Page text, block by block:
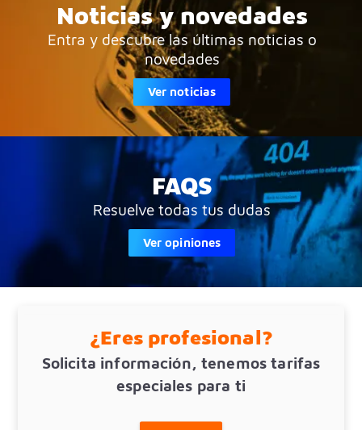
Noticias y novedades
Entra y descubre las últimas noticias o
novedades
Ver noticias
FAQS
Resuelve todas tus dudas
Ver opiniones
¿Eres profesional?
Solicita información, tenemos tarifas
especiales para ti